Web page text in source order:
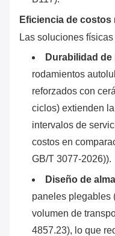
Eficiencia de costos
Las soluciones
Durabilidad
rodamientos
reforzados con
ciclos) extienden
intervalos de
costos en
GB/T 3077-2026)).
Diseño de
paneles plegables
volumen de
4857.23), lo que